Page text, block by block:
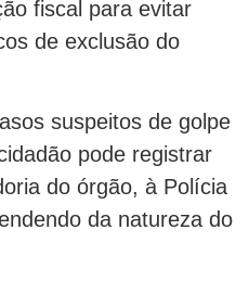
fiscal para evitar
de exclusão do
suspeitos de golpe
pode registrar
do órgão, à Polícia
da natureza do